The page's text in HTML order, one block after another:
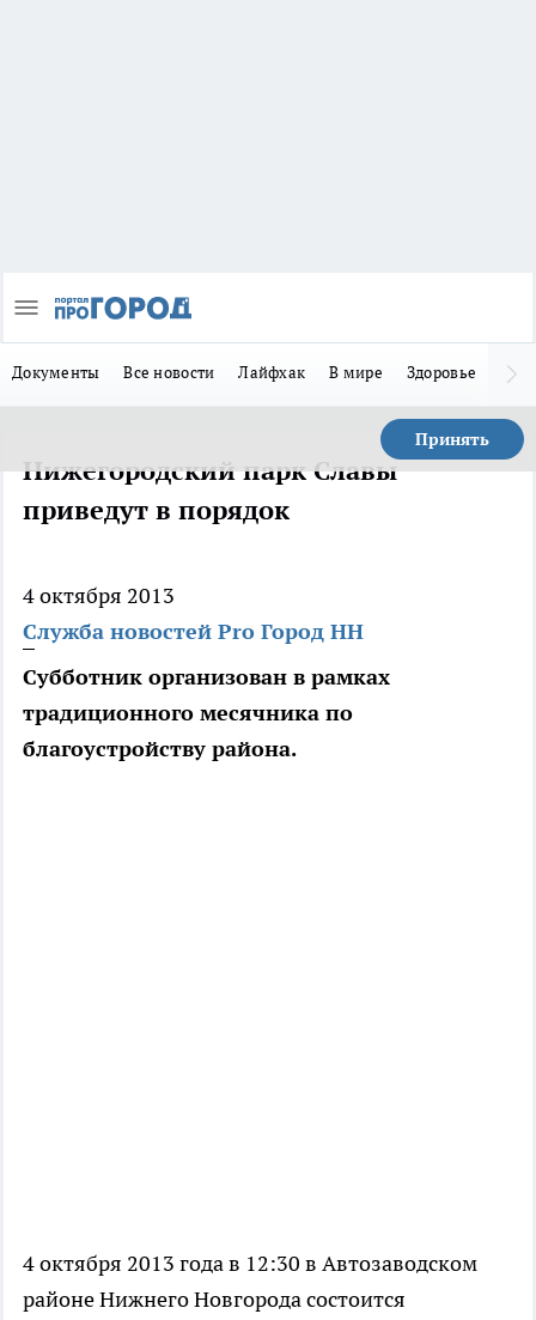
Документы Все новости Лайфхак В мире Здоровье
Принять
Нижегородский парк Славы
приведут в порядок
4 октября 2013
Служба новостей Pro Город НН
Субботник организован в рамках
традиционного месячника по
благоустройству района.
4 октября 2013 года в 12:30 в Автозаводском
районе Нижнего Новгорода состоится